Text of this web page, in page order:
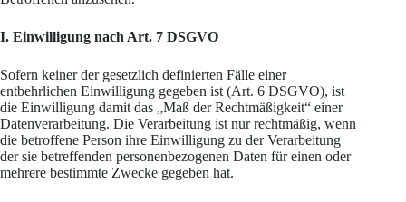
I. Einwilligung nach Art. 7 DSGVO
Sofern keiner der gesetzlich definierten Fälle einer
entbehrlichen Einwilligung gegeben ist (Art. 6 DSGVO), ist
die Einwilligung damit das „Maß der Rechtmäßigkeit“ einer
Datenverarbeitung. Die Verarbeitung ist nur rechtmäßig, wenn
die betroffene Person ihre Einwilligung zu der Verarbeitung
der sie betreffenden personenbezogenen Daten für einen oder
mehrere bestimmte Zwecke gegeben hat.